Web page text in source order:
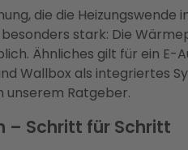
die die
stark: Die
Ähnliches gilt für ein
Wallbox als integriertes
unserem Ratgeber.
– Schritt für Schritt